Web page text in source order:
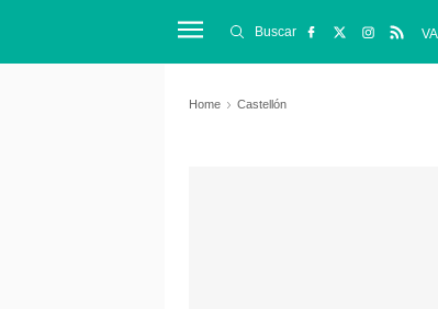
Buscar VA
Home Castellón